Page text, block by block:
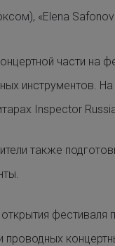
«Elena
части на
инструментов.
Inspector
также
фестиваля
проводных